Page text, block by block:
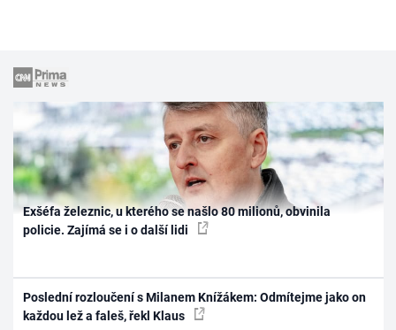
Exšéfa železnic, u kterého se našlo 80 milionů, obvinila
policie. Zajímá se i o další lidi
Poslední rozloučení s Milanem Knížákem: Odmítejme jako on
každou lež a faleš, řekl Klaus